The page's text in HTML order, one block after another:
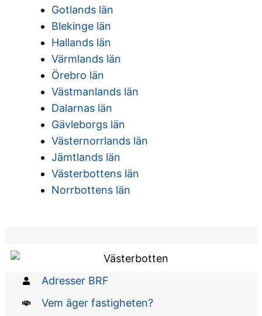
Gotlands län
Blekinge län
Hallands län
Värmlands län
Örebro län
Västmanlands län
Dalarnas län
Gävleborgs län
Västernorrlands län
Jämtlands län
Västerbottens län
Norrbottens län
Adresser BRF
Vem äger fastigheten?